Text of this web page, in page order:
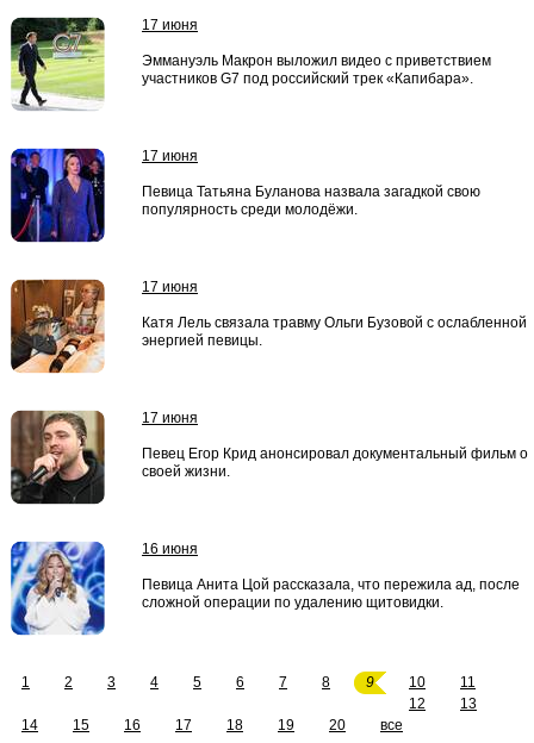
17 июня
Эммануэль Макрон выложил видео с приветствием
участников G7 под российский трек «Капибара».
17 июня
Певица Татьяна Буланова назвала загадкой свою
популярность среди молодёжи.
17 июня
Катя Лель связала травму Ольги Бузовой с ослабленной
энергией певицы.
17 июня
Певец Егор Крид анонсировал документальный фильм о
своей жизни.
16 июня
Певица Анита Цой рассказала, что пережила ад, после
сложной операции по удалению щитовидки.
1 2 3 4 5 6 7 8 9 10
11
12
13
14
15 16 17 18 19 20 все